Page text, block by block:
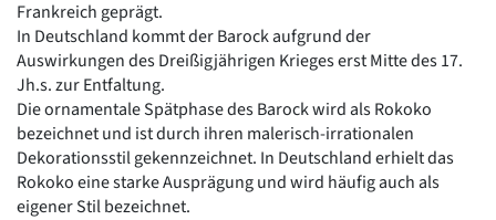
Frankreich geprägt.
In Deutschland kommt der Barock aufgrund der
Auswirkungen des Dreißigjährigen Krieges erst Mitte des 17.
Jh.s. zur Entfaltung.
Die ornamentale Spätphase des Barock wird als Rokoko
bezeichnet und ist durch ihren malerisch-irrationalen
Dekorationsstil gekennzeichnet. In Deutschland erhielt das
Rokoko eine starke Ausprägung und wird häufig auch als
eigener Stil bezeichnet.